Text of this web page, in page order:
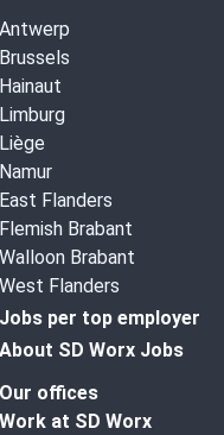
Antwerp
Brussels
Hainaut
Limburg
Liège
Namur
East Flanders
Flemish Brabant
Walloon Brabant
West Flanders
Jobs per top employer
About SD Worx Jobs
Our offices
Work at SD Worx